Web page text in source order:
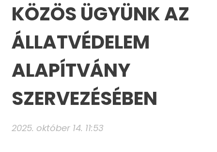
KÖZÖS ÜGYÜNK AZ
ÁLLATVÉDELEM
ALAPÍTVÁNY
SZERVEZÉSÉBEN
2025. október 14. 11:53